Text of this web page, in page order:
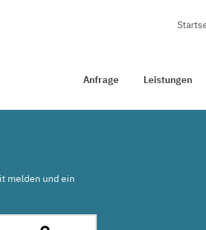
Anfrage Leistungen
melden und ein